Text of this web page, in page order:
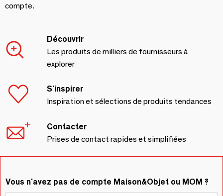
compte.
Découvrir
Les produits de milliers de fournisseurs à
explorer
S'inspirer
Inspiration et sélections de produits tendances
Contacter
Prises de contact rapides et simplifiées
Vous n'avez pas de compte Maison&Objet ou MOM ?